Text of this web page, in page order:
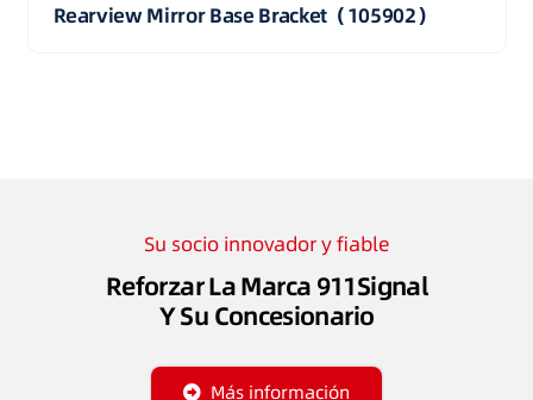
Rearview Mirror Base Bracket（105902）
Su socio innovador y fiable
Reforzar La Marca 911Signal
Y Su Concesionario
Más información